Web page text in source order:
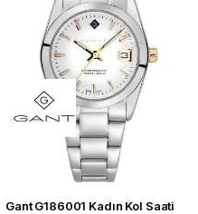
Gant G186001 Kadın Kol Saati